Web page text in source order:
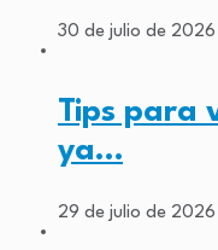
30 de julio de 2026
Tips para
ya…
29 de julio de 2026